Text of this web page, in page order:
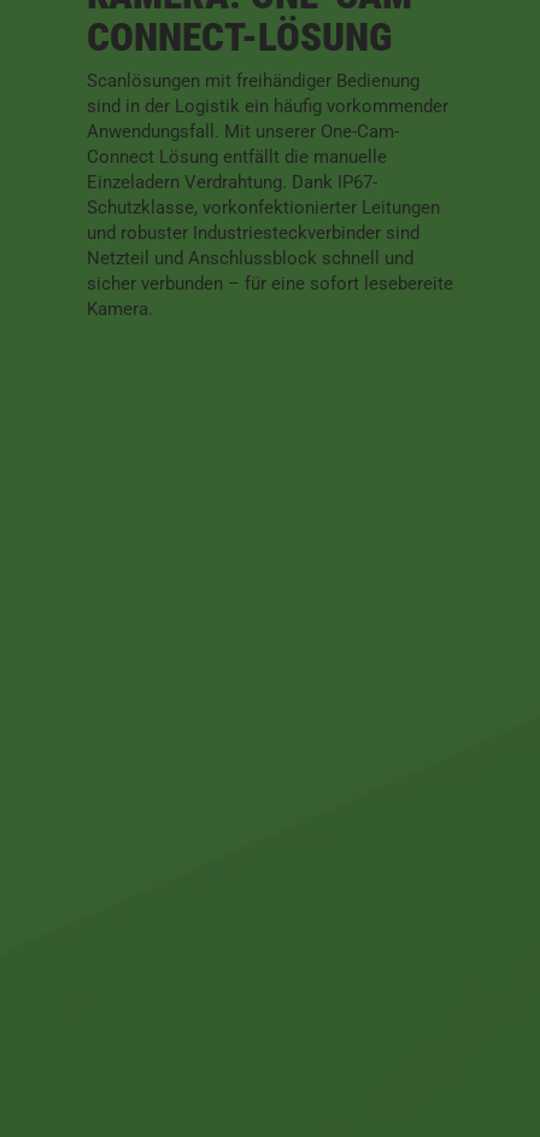
CONNECT-LÖSUNG
Scanlösungen mit freihändiger Bedienung
sind in der Logistik ein häufig vorkommender
Anwendungsfall. Mit unserer One-Cam-
Connect Lösung entfällt die manuelle
Einzeladern Verdrahtung. Dank IP67-
Schutzklasse, vorkonfektionierter Leitungen
und robuster Industriesteckverbinder sind
Netzteil und Anschlussblock schnell und
sicher verbunden – für eine sofort lesebereite
Kamera.